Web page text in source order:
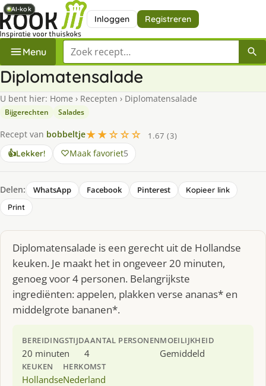
Inloggen Registreren
Menu Zoek een recept
Diplomatensalade
U bent hier: Home › Recepten › Diplomatensalade
Bijgerechten Salades
Recept van bobbeltje★★☆☆☆
1.67 (3)
👍Lekker! Maak favoriet5
Delen: WhatsApp Facebook Pinterest
Kopieer link
Print
Diplomatensalade is een gerecht uit de Hollandse
keuken. Je maakt het in ongeveer 20 minuten,
genoeg voor 4 personen. Belangrijkste
ingrediënten: appelen, plakken verse ananas* en
middelgrote bananen*.
BEREIDINGSTIJD
20 minuten
AANTAL PERSONEN
4
MOEILIJKHEID
Gemiddeld
KEUKEN
Hollandse
HERKOMST
Nederland
AI-kok
AI-kok
AI-kok
AI-kok